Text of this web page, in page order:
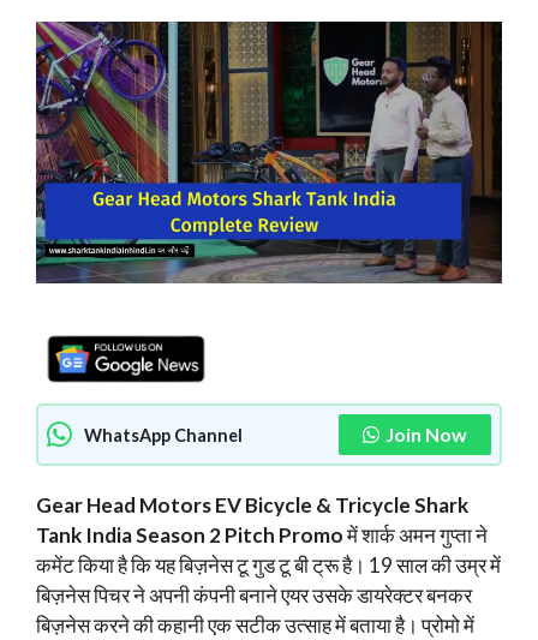
WhatsApp Channel Join Now
Gear Head Motors EV Bicycle & Tricycle Shark
Tank India Season 2 Pitch Promoमें शार्क अमन गुप्ता ने
कमेंट किया है कि यह बिज़नेस टू गुड टू बी ट्रू है। 19 साल की उम्र में
बिज़नेस पिचर ने अपनी कंपनी बनाने एयर उसके डायरेक्टर बनकर
बिज़नेस करने की कहानी एक सटीक उत्साह में बताया है। प्रोमो में